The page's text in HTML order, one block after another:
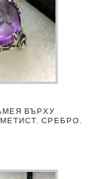
ВЪРХУ
СРЕБРО,